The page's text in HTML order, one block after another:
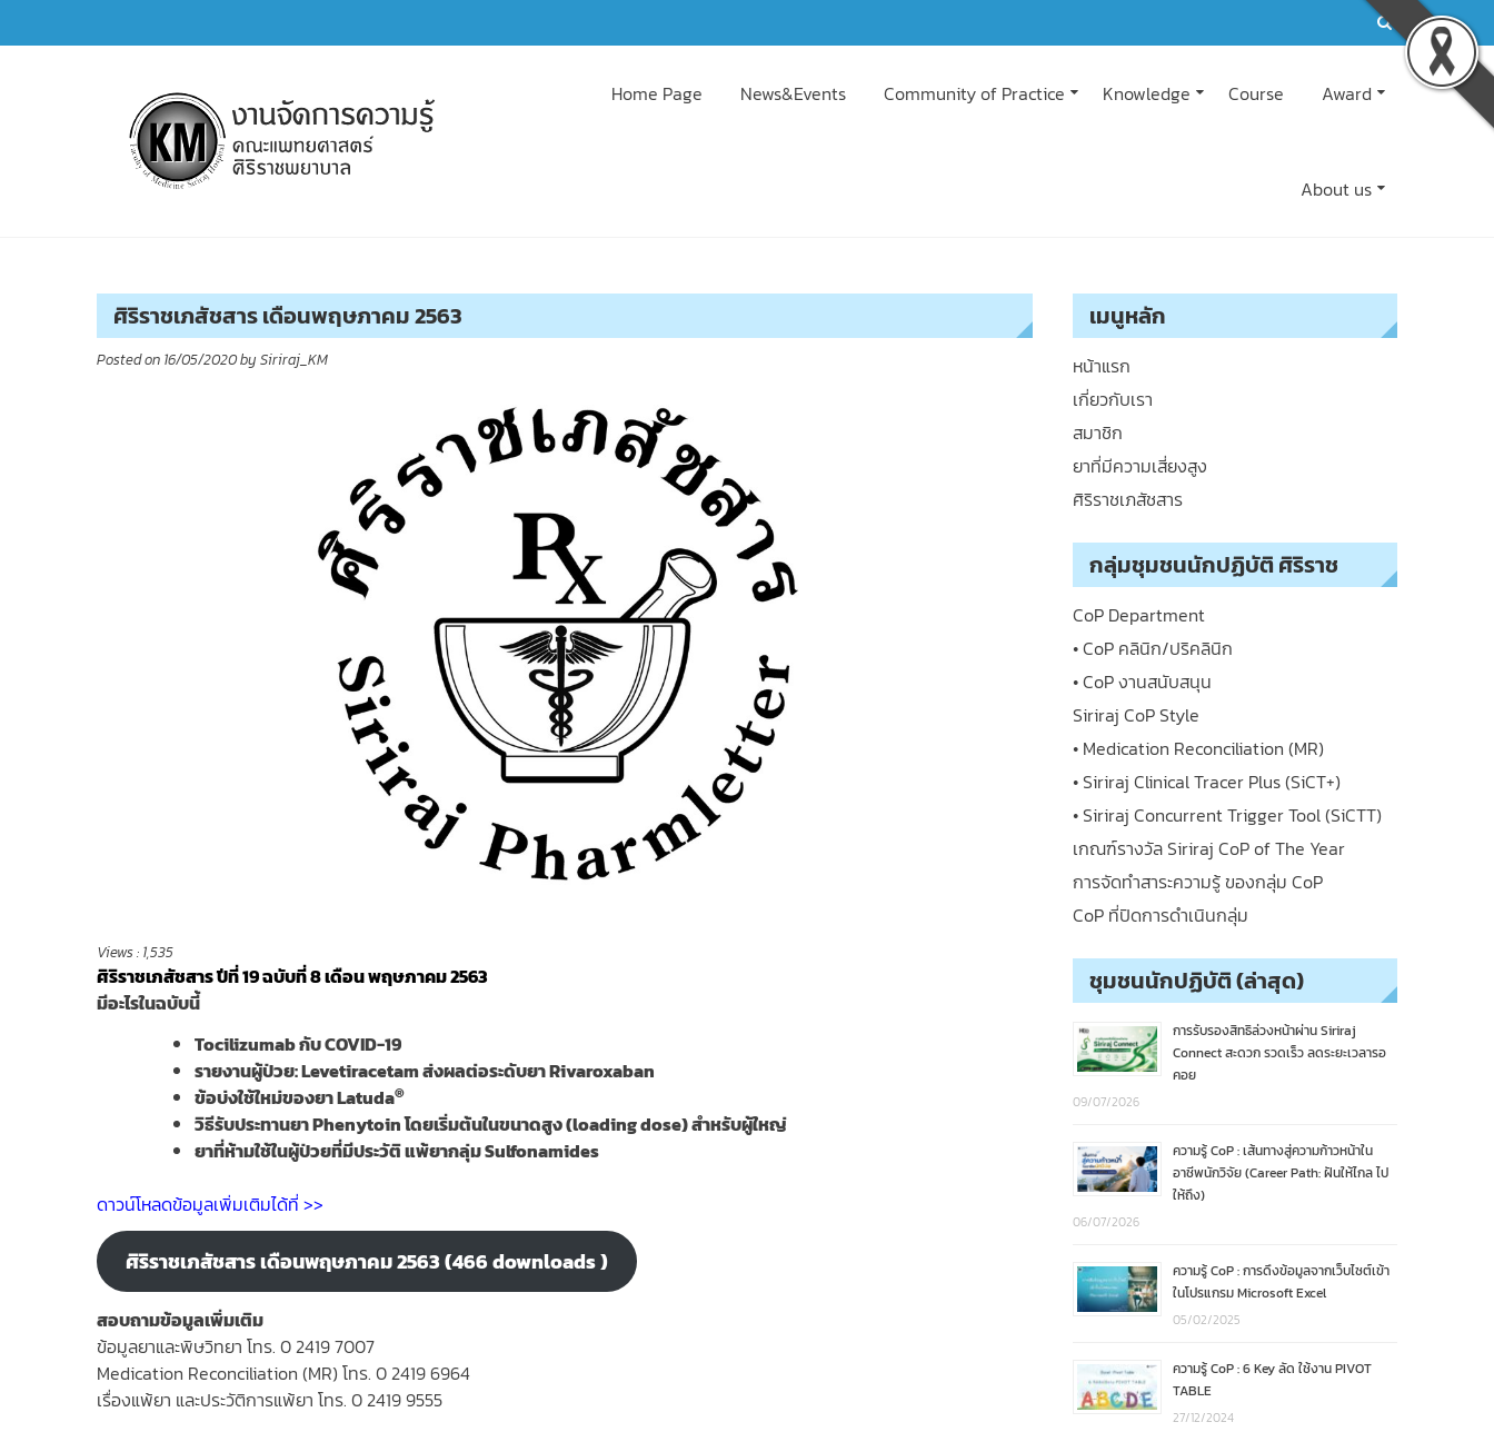
to
Home Page News&Events Community of Practice Knowledge Course Award
About us
ศิริราชเภสัชสาร เดือนพฤษภาคม 2563
Posted on 16/05/2020by Siriraj_KM
Views : 1,535
ศิริราชเภสัชสาร ปีที่ 19 ฉบับที่ 8 เดือน พฤษภาคม 2563
มีอะไรในฉบับนี้
Tocilizumab กับ COVID-19
รายงานผู้ป่วย: Levetiracetam ส่งผลต่อระดับยา Rivaroxaban
ข้อบ่งใช้ใหม่ของยาLatuda®
วิธีรับประทานยาPhenytoin โดยเริ่มต้นในขนาดสูง (loading dose) สำหรับผู้ใหญ่
ยาที่ห้ามใช้ในผู้ป่วยที่มีประวัติ แพ้ยากลุ่มSulfonamides
ดาวน์โหลดข้อมูลเพิ่มเติมได้ที่ >>
ศิริราชเภสัชสาร เดือนพฤษภาคม 2563 (466 downloads )
สอบถามข้อมูลเพิ่มเติม
ข้อมูลยาและพิษวิทยา โทร. 0 2419 7007
Medication Reconciliation (MR) โทร. 0 2419 6964
เรื่องแพ้ยา และประวัติการแพ้ยา โทร. 0 2419 9555
เมนูหลัก
หน้าแรก
เกี่ยวกับเรา
สมาชิก
ยาที่มีความเสี่ยงสูง
ศิริราชเภสัชสาร
กลุ่มชุมชนนักปฏิบัติ ศิริราช
CoP Department
• CoP คลินิก/ปริคลินิก
• CoP งานสนับสนุน
Siriraj CoP Style
• Medication Reconciliation (MR)
• Siriraj Clinical Tracer Plus (SiCT+)
• Siriraj Concurrent Trigger Tool (SiCTT)
เกณฑ์รางวัล Siriraj CoP of The Year
การจัดทำสาระความรู้ ของกลุ่ม CoP
CoP ที่ปิดการดำเนินกลุ่ม
ชุมชนนักปฏิบัติ (ล่าสุด)
การรับรองสิทธิล่วงหน้าผ่าน Siriraj
Connect สะดวก รวดเร็ว ลดระยะเวลารอ
คอย
09/07/2026
ความรู้ CoP : เส้นทางสู่ความก้าวหน้าใน
อาชีพนักวิจัย (Career Path: ฝันให้ไกล ไป
ให้ถึง)
06/07/2026
ความรู้ CoP : การดึงข้อมูลจากเว็บไซต์เข้า
ในโปรแกรม Microsoft Excel
05/02/2025
ความรู้ CoP : 6 Key ลัด ใช้งาน PIVOT
TABLE
27/12/2024